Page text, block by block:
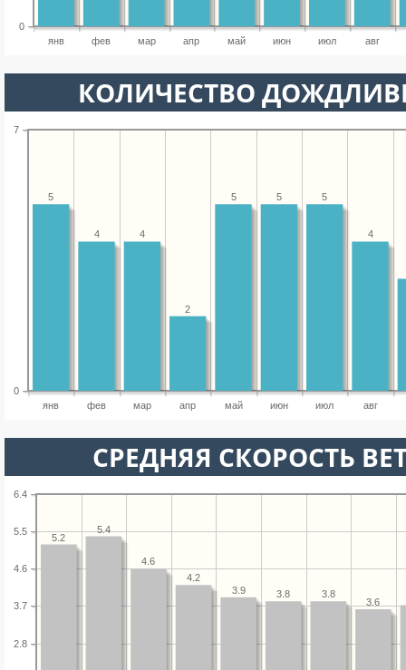
янв фев мар апр май июн июл авг
0
КОЛИЧЕСТВО
янв фев мар апр май июн июл авг
0
7
4
5
5
5
2
4
4
5
СРЕДНЯЯ СКОРОСТЬ
2.8
3.7
4.6
5.5
6.4
3.6
3.8
3.8
3.9
4.2
4.6
5.4
5.2